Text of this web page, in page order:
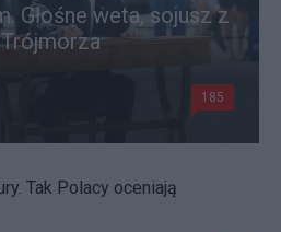
Głośne weta, sojusz z
185
Tak Polacy oceniają